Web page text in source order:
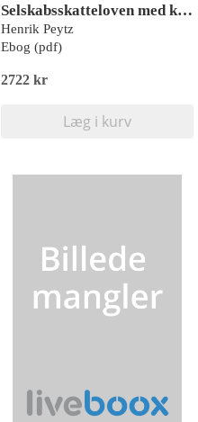
Selskabsskatteloven med kommentarer
Henrik Peytz
Ebog (pdf)
2722 kr
Læg i kurv